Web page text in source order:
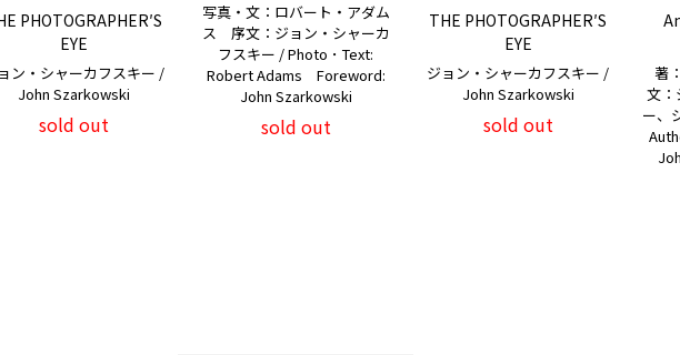
PHOTOGRAPHER′S
EYE
ン・シャーカフスキー /
John Szarkowski
sold out
写真・文：ロバート・アダム
ス 序文：ジョン・シャーカ
フスキー / Photo ･ Text:
Robert Adams Foreword:
John Szarkowski
sold out
THE PHOTOGRAPHER′S
EYE
ジョン・シャーカフスキー /
John Szarkowski
sold out
著
文：
ー、